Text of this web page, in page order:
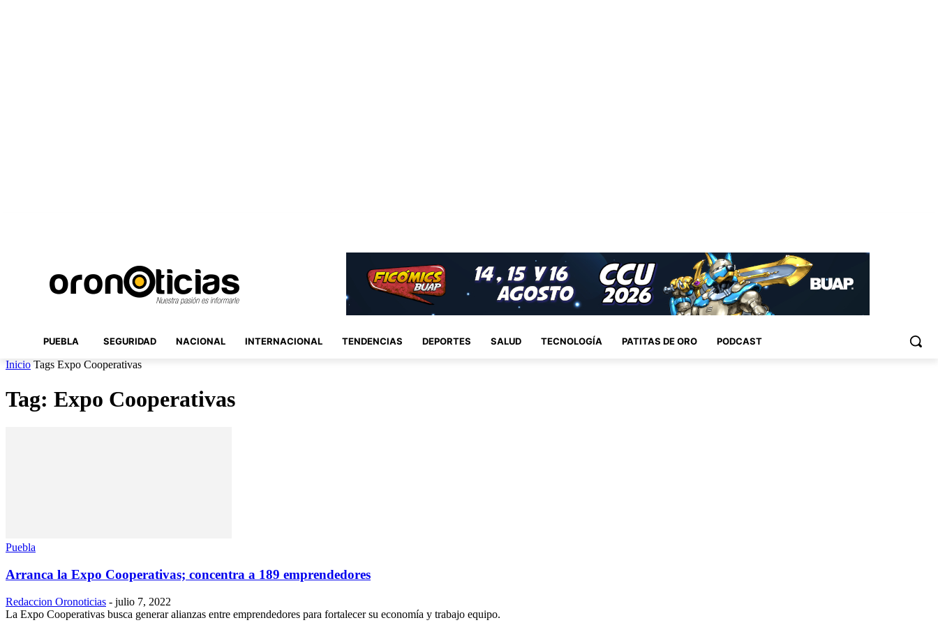
PUEBLA SEGURIDAD NACIONAL INTERNACIONAL TENDENCIAS DEPORTES SALUD TECNOLOGÍA PATITAS DE ORO PODCAST
Inicio Tags Expo Cooperativas
Tag: Expo Cooperativas
Puebla
Arranca la Expo Cooperativas; concentra a 189 emprendedores
Redaccion Oronoticias - julio 7, 2022
La Expo Cooperativas busca generar alianzas entre emprendedores para fortalecer su economía y trabajo equipo.